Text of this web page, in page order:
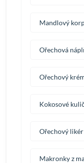
Mandlový
Ořechová
Ořechový
Kokosové
Ořechový likér
Makronky z